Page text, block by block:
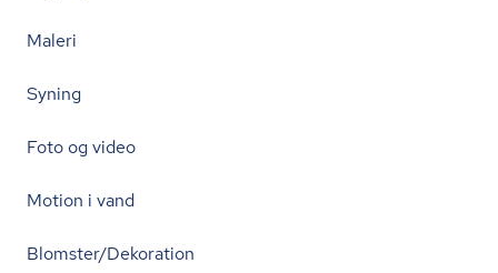
Maleri
Syning
Foto og video
Motion i vand
Blomster/Dekoration